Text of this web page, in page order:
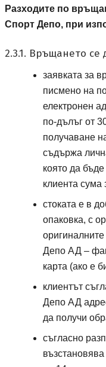
Разходите по
Спорт Депо, при
2.3.1. Връщането се
заявката за
писмено на
електронен
по-дълъг от
получаване
съдържа
която да
клиента сума
стоката е в
опаковка, с
Депо АД –
карта (ако е
клиентът
Депо АД
да получи
съгласно